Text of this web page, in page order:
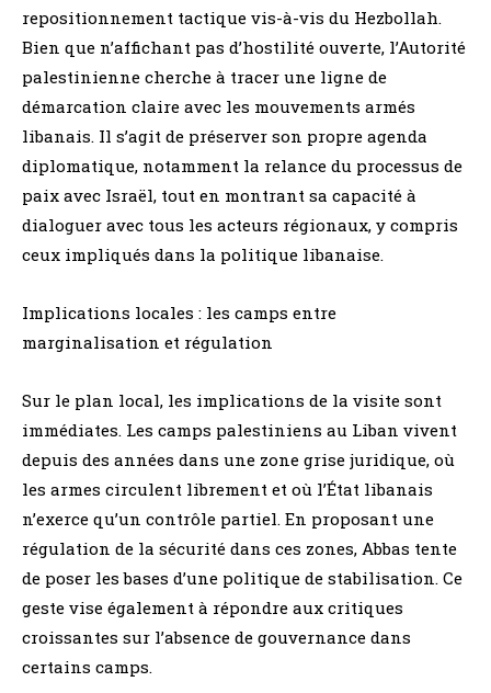
repositionnement tactique vis-à-vis du Hezbollah.
Bien que n’affichant pas d’hostilité ouverte, l’Autorité
palestinienne cherche à tracer une ligne de
démarcation claire avec les mouvements armés
libanais. Il s’agit de préserver son propre agenda
diplomatique, notamment la relance du processus de
paix avec Israël, tout en montrant sa capacité à
dialoguer avec tous les acteurs régionaux, y compris
ceux impliqués dans la politique libanaise.
Implications locales : les camps entre
marginalisation et régulation
Sur le plan local, les implications de la visite sont
immédiates. Les camps palestiniens au Liban vivent
depuis des années dans une zone grise juridique, où
les armes circulent librement et où l’État libanais
n’exerce qu’un contrôle partiel. En proposant une
régulation de la sécurité dans ces zones, Abbas tente
de poser les bases d’une politique de stabilisation. Ce
geste vise également à répondre aux critiques
croissantes sur l’absence de gouvernance dans
certains camps.